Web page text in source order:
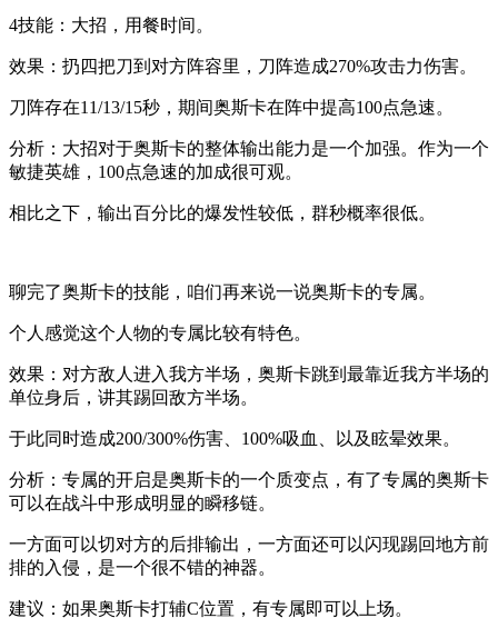
4技能：大招，用餐时间。
效果：扔四把刀到对方阵容里，刀阵造成270%攻击力伤害。
刀阵存在11/13/15秒，期间奥斯卡在阵中提高100点急速。
分析：大招对于奥斯卡的整体输出能力是一个加强。作为一个
敏捷英雄，100点急速的加成很可观。
相比之下，输出百分比的爆发性较低，群秒概率很低。
聊完了奥斯卡的技能，咱们再来说一说奥斯卡的专属。
个人感觉这个人物的专属比较有特色。
效果：对方敌人进入我方半场，奥斯卡跳到最靠近我方半场的
单位身后，讲其踢回敌方半场。
于此同时造成200/300%伤害、100%吸血、以及眩晕效果。
分析：专属的开启是奥斯卡的一个质变点，有了专属的奥斯卡
可以在战斗中形成明显的瞬移链。
一方面可以切对方的后排输出，一方面还可以闪现踢回地方前
排的入侵，是一个很不错的神器。
建议： 如果奥斯卡打辅C位置，有专属即可以上场。